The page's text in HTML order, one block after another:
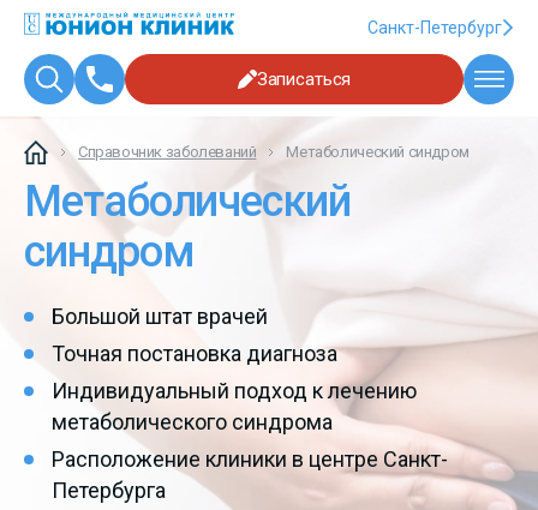
Санкт-Петербург
Записаться
Справочник заболеваний Метаболический синдром
Метаболический
синдром
Большой штат врачей
Точная постановка диагноза
Индивидуальный подход к лечению
метаболического синдрома
Расположение клиники в центре Санкт-
Петербурга